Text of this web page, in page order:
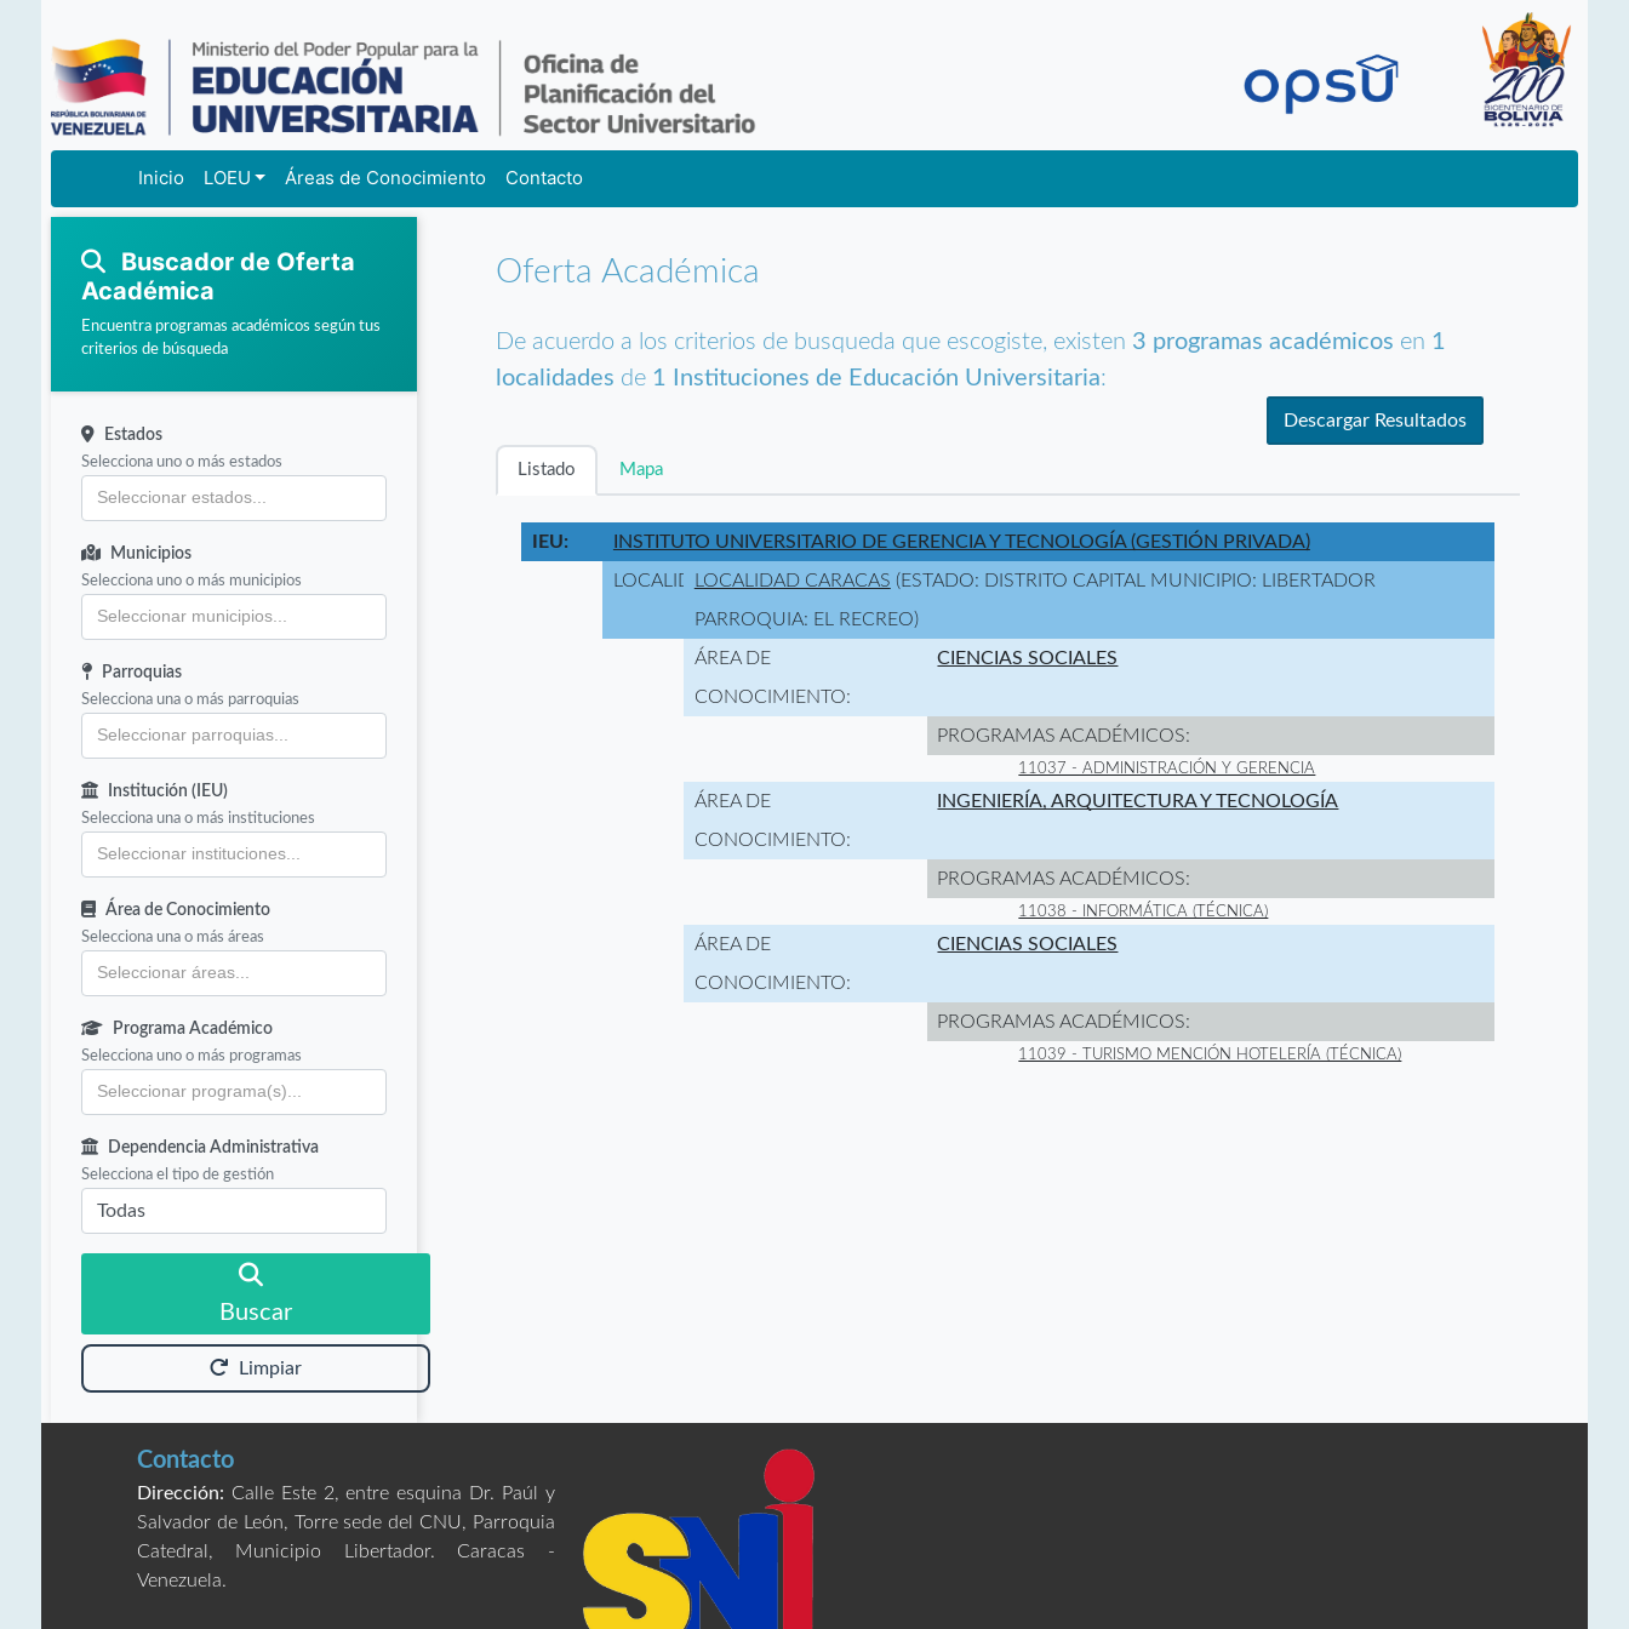
Inicio LOEU Áreas de Conocimiento Contacto
Buscador de Oferta
Académica
Encuentra programas académicos según tus
criterios de búsqueda
Estados
Selecciona uno o más estados
Municipios
Selecciona uno o más municipios
Parroquias
Selecciona una o más parroquias
Institución (IEU)
Selecciona una o más instituciones
Área de Conocimiento
Selecciona una o más áreas
Programa Académico
Selecciona uno o más programas
Dependencia Administrativa
Selecciona el tipo de gestión
Buscar
Limpiar
Oferta Académica
De acuerdo a los criterios de busqueda que escogiste, existen 3 programas académicos en 1
localidades de 1 Instituciones de Educación Universitaria:
Descargar Resultados
Listado Mapa
IEU:
INSTITUTO UNIVERSITARIO DE GERENCIA Y TECNOLOGÍA (GESTIÓN PRIVADA)
LOCALIDAD:LOCALIDAD CARACAS (ESTADO: DISTRITO CAPITAL MUNICIPIO: LIBERTADOR
PARROQUIA: EL RECREO)
ÁREA DE
CONOCIMIENTO:
CIENCIAS SOCIALES
PROGRAMAS ACADÉMICOS:
11037 - ADMINISTRACIÓN Y GERENCIA
ÁREA DE
CONOCIMIENTO:
INGENIERÍA, ARQUITECTURA Y TECNOLOGÍA
PROGRAMAS ACADÉMICOS:
11038 - INFORMÁTICA (TÉCNICA)
ÁREA DE
CONOCIMIENTO:
CIENCIAS SOCIALES
PROGRAMAS ACADÉMICOS:
11039 - TURISMO MENCIÓN HOTELERÍA (TÉCNICA)
Contacto
Dirección: Calle Este 2, entre esquina Dr. Paúl y
Salvador de León, Torre sede del CNU, Parroquia
Catedral, Municipio Libertador. Caracas -
Venezuela.